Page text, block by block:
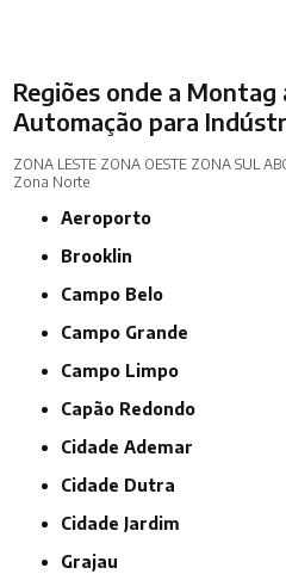
Regiões onde a
Automação para
ZONA LESTE ZONA OESTE ZONA SUL
Zona Norte
Aeroporto
Brooklin
Campo Belo
Campo Grande
Campo Limpo
Capão Redondo
Cidade Ademar
Cidade Dutra
Cidade Jardim
Grajau